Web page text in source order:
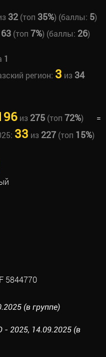
32(топ 35%) (баллы: 5)
63(топ 7%) (баллы: 26)
1
регион: 3 из 34
из 275(топ 72%)
=
33 из 227(топ 15%)
5844770
(в группе)
2025, 14.09.2025 (в